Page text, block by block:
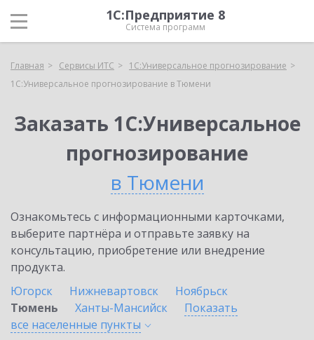
1С:Предприятие 8
Система программ
Главная Сервисы ИТС
1С:Универсальное прогнозирование
1С:Универсальное прогнозирование в Тюмени
Заказать 1С:Универсальное
прогнозирование
в Тюмени
Ознакомьтесь с информационными карточками,
выберите партнёра и отправьте заявку на
консультацию, приобретение или внедрение
продукта.
Югорск
Нижневартовск
Ноябрьск
Тюмень
Ханты-Мансийск
Показать
все населенные пункты